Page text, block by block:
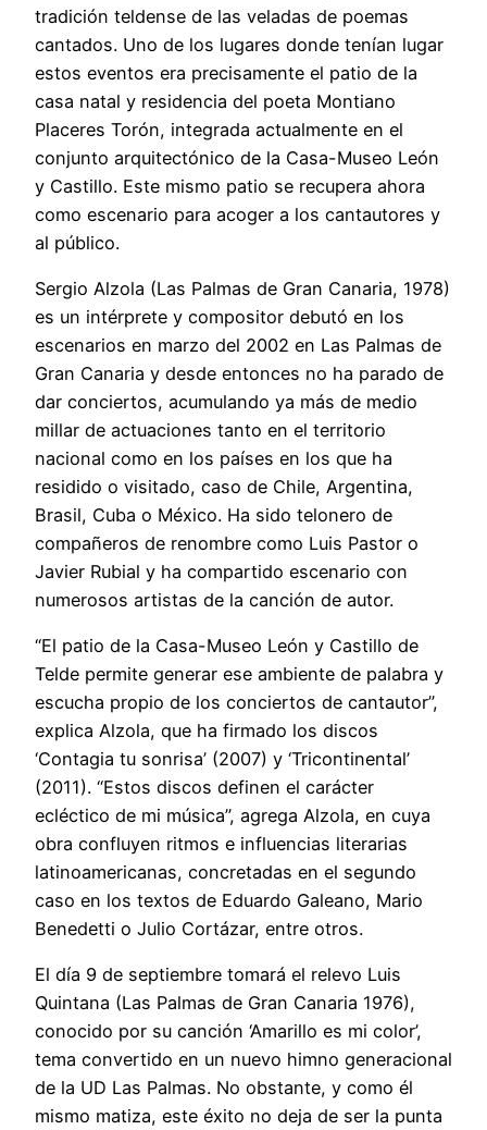
tradición teldense de las veladas de poemas
cantados. Uno de los lugares donde tenían lugar
estos eventos era precisamente el patio de la
casa natal y residencia del poeta Montiano
Placeres Torón, integrada actualmente en el
conjunto arquitectónico de la Casa-Museo León
y Castillo. Este mismo patio se recupera ahora
como escenario para acoger a los cantautores y
al público.
Sergio Alzola (Las Palmas de Gran Canaria, 1978)
es un intérprete y compositor debutó en los
escenarios en marzo del 2002 en Las Palmas de
Gran Canaria y desde entonces no ha parado de
dar conciertos, acumulando ya más de medio
millar de actuaciones tanto en el territorio
nacional como en los países en los que ha
residido o visitado, caso de Chile, Argentina,
Brasil, Cuba o México. Ha sido telonero de
compañeros de renombre como Luis Pastor o
Javier Rubial y ha compartido escenario con
numerosos artistas de la canción de autor.
“El patio de la Casa-Museo León y Castillo de
Telde permite generar ese ambiente de palabra y
escucha propio de los conciertos de cantautor”,
explica Alzola, que ha firmado los discos
‘Contagia tu sonrisa’ (2007) y ‘Tricontinental’
(2011). “Estos discos definen el carácter
ecléctico de mi música”, agrega Alzola, en cuya
obra confluyen ritmos e influencias literarias
latinoamericanas, concretadas en el segundo
caso en los textos de Eduardo Galeano, Mario
Benedetti o Julio Cortázar, entre otros.
El día 9 de septiembre tomará el relevo Luis
Quintana (Las Palmas de Gran Canaria 1976),
conocido por su canción ‘Amarillo es mi color’,
tema convertido en un nuevo himno generacional
de la UD Las Palmas. No obstante, y como él
mismo matiza, este éxito no deja de ser la punta